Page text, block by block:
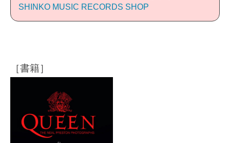
SHINKO MUSIC RECORDS SHOP
［書籍］